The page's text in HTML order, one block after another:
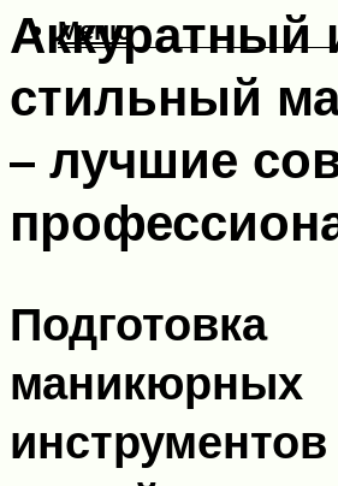
Меню
Аккуратный
стильный
– лучшие
Подготовка
маникюрных
инструментов